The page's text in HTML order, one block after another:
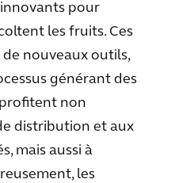
pour
les fruits. Ces
nouveaux outils,
générant des
non
distribution et aux
mais aussi à
les